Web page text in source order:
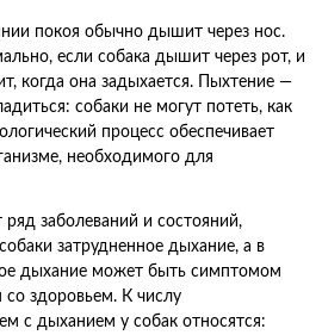
покоя обычно дышит через нос.
если собака дышит через рот, и
когда она задыхается. Пыхтение —
собаки не могут потеть, как
процесс обеспечивает
необходимого для
заболеваний и состояний,
затрудненное дыхание, а в
дыхание может быть симптомом
со здоровьем. К числу
с дыханием у собак относятся: